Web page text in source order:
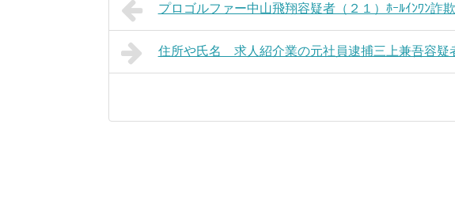
プロゴルファー中山飛翔容疑者（２１）ﾎｰﾙｲﾝﾜﾝ詐
住所や氏名 求人紹介業の元社員逮捕三上兼吾容疑